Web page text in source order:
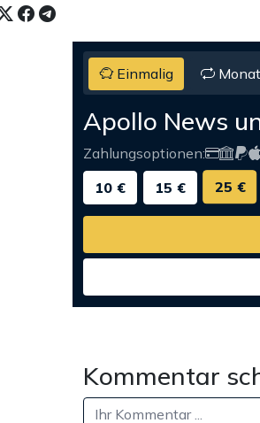
Einmalig
Apollo News
Zahlungsoptionen:
10 €
15 € 25 €
Kommentar